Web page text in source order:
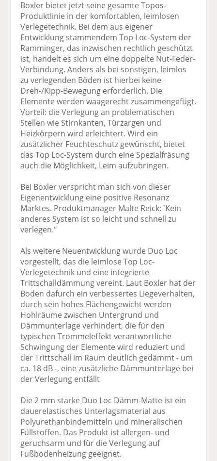
Boxler bietet jetzt seine gesamte Topos-
Produktlinie in der komfortablen, leimlosen
Verlegetechnik. Bei dem aus eigener
Entwicklung stammendem Top Loc-System der
Ramminger, das inzwischen rechtlich geschützt
ist, handelt es sich um eine doppelte Nut-Feder-
Verbindung. Anders als bei sonstigen, leimlos
zu verlegenden Böden ist hierbei keine
Dreh-/Kipp-Bewegung erforderlich. Die
Elemente werden waagerecht zusammengefügt.
Vorteil: die Verlegung an problematischen
Stellen wie Stirnkanten, Türzargen und
Heizkörpern wird erleichtert. Wird ein
zusätzlicher Feuchteschutz gewünscht, bietet
das Top Loc-System durch eine Spezialfräsung
auch die Möglichkeit, Leim aufzubringen.
Bei Boxler verspricht man sich von dieser
Eigenentwicklung eine positive Resonanz
Marktes. Produktmanager Malte Reick: 'Kein
anderes System ist so leicht und schnell zu
verlegen."
Als weitere Neuentwicklung wurde Duo Loc
vorgestellt, das die leimlose Top Loc-
Verlegetechnik und eine integrierte
Trittschalldämmung vereint. Laut Boxler hat der
Boden dafurch ein verbessertes Liegeverhalten,
durch sein hohes Flächengewicht werden
Hohlräume zwischen Untergrund und
Dämmunterlage verhindert, die für den
typischen Trommeleffekt verantwortliche
Schwingung der Elemente wird reduziert und
der Trittschall im Raum deutlich gedämmt - um
ca. 18 dB -, eine zusätzliche Dämmunterlage bei
der Verlegung entfällt
Die 2 mm starke Duo Loc Dämm-Matte ist ein
dauerelastisches Unterlagsmaterial aus
Polyurethanbindemitteln und mineralischen
Füllstoffen. Das Produkt ist allergen- und
geruchsarm und für die Verlegung auf
Fußbodenheizung geeignet.